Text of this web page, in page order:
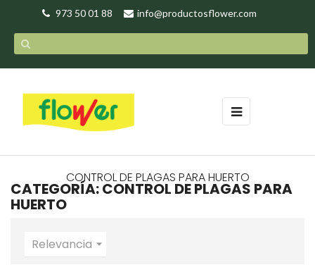
973 50 01 88 info@productosflower.com
Navegación
de
☰
CONTROL DE PLAGAS PARA HUERTO
CATEGORÍA: CONTROL DE PLAGAS PARA
HUERTO
Relevancia 